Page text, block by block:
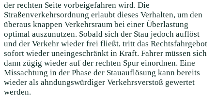
der rechten Seite vorbeigefahren wird. Die
Straßenverkehrsordnung erlaubt dieses Verhalten, um den
überaus knappen Verkehrsraum bei einer Überlastung
optimal auszunutzen. Sobald sich der Stau jedoch auflöst
und der Verkehr wieder frei fließt, tritt das Rechtsfahrgebot
sofort wieder uneingeschränkt in Kraft. Fahrer müssen sich
dann zügig wieder auf der rechten Spur einordnen. Eine
Missachtung in der Phase der Stauauflösung kann bereits
wieder als ahndungswürdiger Verkehrsverstoß gewertet
werden.